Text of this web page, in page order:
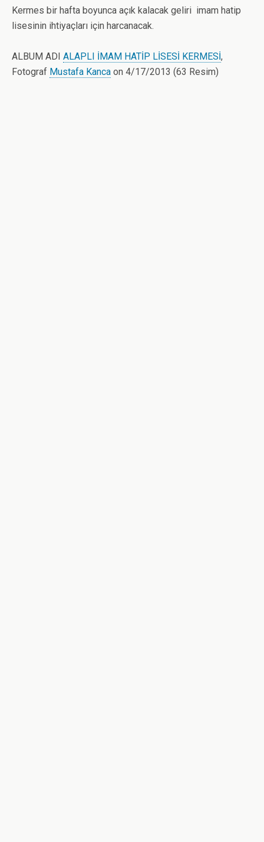
Kermes bir hafta boyunca açık kalacak geliri imam hatip
lisesinin ihtiyaçları için harcanacak.
ALBUM ADI ALAPLI İMAM HATİP LİSESİ KERMESİ,
Fotograf Mustafa Kanca on 4/17/2013 (63 Resim)